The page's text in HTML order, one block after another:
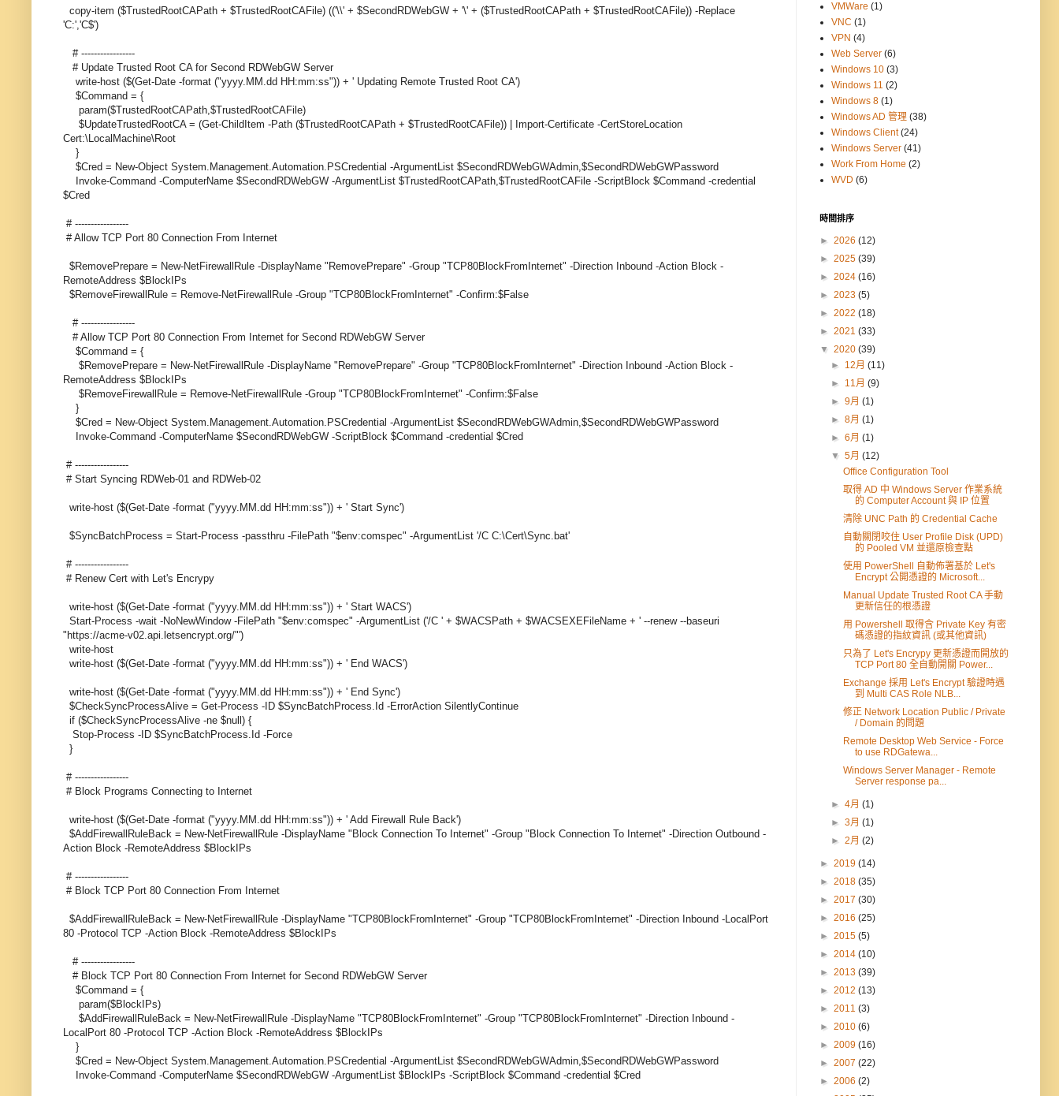
copy-item ($TrustedRootCAPath + $TrustedRootCAFile) (('\\' + $SecondRDWebGW + '\' + ($TrustedRootCAPath + $TrustedRootCAFile)) -Replace
'C:','C$')
# -----------------
# Update Trusted Root CA for Second RDWebGW Server
write-host ($(Get-Date -format ("yyyy.MM.dd HH:mm:ss")) + ' Updating Remote Trusted Root CA')
$Command = {
param($TrustedRootCAPath,$TrustedRootCAFile)
$UpdateTrustedRootCA = (Get-ChildItem -Path ($TrustedRootCAPath + $TrustedRootCAFile)) | Import-Certificate -CertStoreLocation
Cert:\LocalMachine\Root
}
$Cred = New-Object System.Management.Automation.PSCredential -ArgumentList $SecondRDWebGWAdmin,$SecondRDWebGWPassword
Invoke-Command -ComputerName $SecondRDWebGW -ArgumentList $TrustedRootCAPath,$TrustedRootCAFile -ScriptBlock $Command -credential
$Cred
# -----------------
# Allow TCP Port 80 Connection From Internet
$RemovePrepare = New-NetFirewallRule -DisplayName "RemovePrepare" -Group "TCP80BlockFromInternet" -Direction Inbound -Action Block -
RemoteAddress $BlockIPs
$RemoveFirewallRule = Remove-NetFirewallRule -Group "TCP80BlockFromInternet" -Confirm:$False
# -----------------
# Allow TCP Port 80 Connection From Internet for Second RDWebGW Server
$Command = {
$RemovePrepare = New-NetFirewallRule -DisplayName "RemovePrepare" -Group "TCP80BlockFromInternet" -Direction Inbound -Action Block -
RemoteAddress $BlockIPs
$RemoveFirewallRule = Remove-NetFirewallRule -Group "TCP80BlockFromInternet" -Confirm:$False
}
$Cred = New-Object System.Management.Automation.PSCredential -ArgumentList $SecondRDWebGWAdmin,$SecondRDWebGWPassword
Invoke-Command -ComputerName $SecondRDWebGW -ScriptBlock $Command -credential $Cred
# -----------------
# Start Syncing RDWeb-01 and RDWeb-02
write-host ($(Get-Date -format ("yyyy.MM.dd HH:mm:ss")) + ' Start Sync')
$SyncBatchProcess = Start-Process -passthru -FilePath "$env:comspec" -ArgumentList '/C C:\Cert\Sync.bat'
# -----------------
# Renew Cert with Let's Encrypy
write-host ($(Get-Date -format ("yyyy.MM.dd HH:mm:ss")) + ' Start WACS')
Start-Process -wait -NoNewWindow -FilePath "$env:comspec" -ArgumentList ('/C ' + $WACSPath + $WACSEXEFileName + ' --renew --baseuri
"https://acme-v02.api.letsencrypt.org/"')
write-host
write-host ($(Get-Date -format ("yyyy.MM.dd HH:mm:ss")) + ' End WACS')
write-host ($(Get-Date -format ("yyyy.MM.dd HH:mm:ss")) + ' End Sync')
$CheckSyncProcessAlive = Get-Process -ID $SyncBatchProcess.Id -ErrorAction SilentlyContinue
if ($CheckSyncProcessAlive -ne $null) {
Stop-Process -ID $SyncBatchProcess.Id -Force
}
# -----------------
# Block Programs Connecting to Internet
write-host ($(Get-Date -format ("yyyy.MM.dd HH:mm:ss")) + ' Add Firewall Rule Back')
$AddFirewallRuleBack = New-NetFirewallRule -DisplayName "Block Connection To Internet" -Group "Block Connection To Internet" -Direction Outbound -
Action Block -RemoteAddress $BlockIPs
# -----------------
# Block TCP Port 80 Connection From Internet
$AddFirewallRuleBack = New-NetFirewallRule -DisplayName "TCP80BlockFromInternet" -Group "TCP80BlockFromInternet" -Direction Inbound -LocalPort
80 -Protocol TCP -Action Block -RemoteAddress $BlockIPs
# -----------------
# Block TCP Port 80 Connection From Internet for Second RDWebGW Server
$Command = {
param($BlockIPs)
$AddFirewallRuleBack = New-NetFirewallRule -DisplayName "TCP80BlockFromInternet" -Group "TCP80BlockFromInternet" -Direction Inbound -
LocalPort 80 -Protocol TCP -Action Block -RemoteAddress $BlockIPs
}
$Cred = New-Object System.Management.Automation.PSCredential -ArgumentList $SecondRDWebGWAdmin,$SecondRDWebGWPassword
Invoke-Command -ComputerName $SecondRDWebGW -ArgumentList $BlockIPs -ScriptBlock $Command -credential $Cred
VMWare (1)
VNC (1)
VPN (4)
Web Server (6)
Windows 10 (3)
Windows 11 (2)
Windows 8 (1)
Windows AD 管理 (38)
Windows Client (24)
Windows Server (41)
Work From Home (2)
WVD (6)
時間排序
► 2026 (12)
► 2025 (39)
► 2024 (16)
► 2023 (5)
► 2022 (18)
► 2021 (33)
▼ 2020 (39)
► 12月(11)
► 11月(9)
►9月(1)
►8月(1)
►6月(1)
▼5月(12)
Office Configuration Tool
取得 AD 中 Windows Server 作業系統
的 Computer Account 與 IP 位置
清除 UNC Path 的 Credential Cache
自動關閉咬住 User Profile Disk (UPD)
的 Pooled VM 並還原檢查點
使用 PowerShell 自動佈署基於 Let's
Encrypt 公開憑證的 Microsoft...
Manual Update Trusted Root CA 手動
更新信任的根憑證
用 Powershell 取得含 Private Key 有密
碼憑證的指紋資訊 (或其他資訊)
只為了 Let's Encrypy 更新憑證而開放的
TCP Port 80 全自動開關 Power...
Exchange 採用 Let's Encrypt 驗證時遇
到 Multi CAS Role NLB...
修正 Network Location Public / Private
/ Domain 的問題
Remote Desktop Web Service - Force
to use RDGatewa...
Windows Server Manager - Remote
Server response pa...
►4月(1)
►3月(1)
►2月(2)
► 2019 (14)
► 2018 (35)
► 2017 (30)
► 2016 (25)
► 2015 (5)
► 2014 (10)
► 2013 (39)
► 2012 (13)
► 2011 (3)
► 2010 (6)
► 2009 (16)
► 2007 (22)
► 2006 (2)